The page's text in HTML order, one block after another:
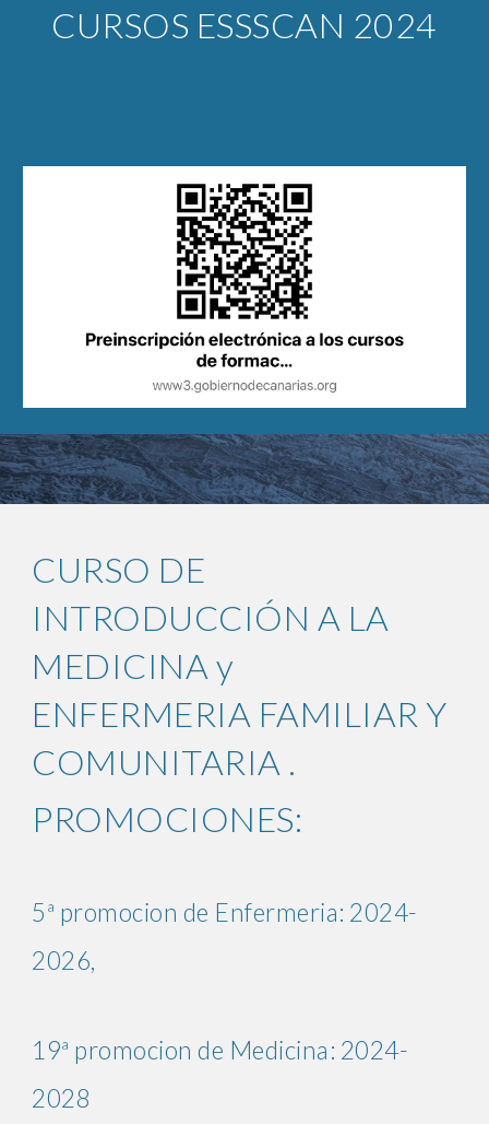
CURSOS ESSSCAN 2024
CURSO DE
INTRODUCCIÓN A LA
MEDICINA y
ENFERMERIA FAMILIAR Y
COMUNITARIA .
PROMOCIONES:
5ª promocion de Enfermeria: 2024-
2026,
19ª promocion de Medicina: 2024-
2028